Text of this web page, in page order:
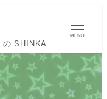
の SHINKA
MENU